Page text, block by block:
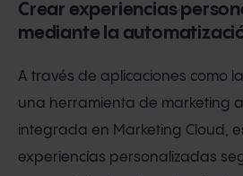
Crear experiencias
mediante la
A través de aplicaciones como
una herramienta de marketing
integrada en Marketing Cloud,
experiencias personalizadas